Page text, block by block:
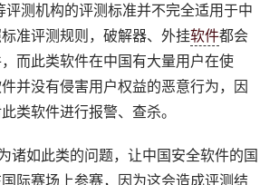
评测机构的评测标准并不完全适用于中
准评测规则，破解器、外挂软件都会
而此类软件在中国有大量用户在使
并没有侵害用户权益的恶意行为，因
类软件进行报警、查杀。
诸如此类的问题，让中国安全软件的国
际赛场上参赛，因为这会造成评测结